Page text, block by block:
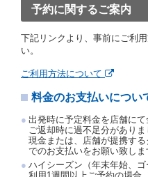
約取消手数料を当社に
予約取消手数料の支払
約申込金を借受人に
当社の都合により、予
約申込金を返還するも
若しくは当社のいずれ
たものとします。この
金を返還するものとし
第５条（代替レンタカ
当社は、借受人から予
予約に関するご案内
下記リンクより、事前にご利
い。
ご利用方法について
料金のお支払いについ
出発時に予定料金を店舗にて
ご返却時に過不足分があり
現金または、店舗が提携する
でのお支払いをお願い致しま
ハイシーズン（年末年始、